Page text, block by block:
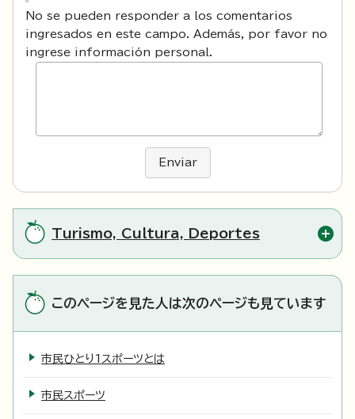
No se pueden responder a los comentarios
ingresados en este campo. Además, por favor no
ingrese información personal.
Enviar
Turismo, Cultura, Deportes
このページを見た人は次のページも見ています
市民ひとり1スポーツとは
市民スポーツ